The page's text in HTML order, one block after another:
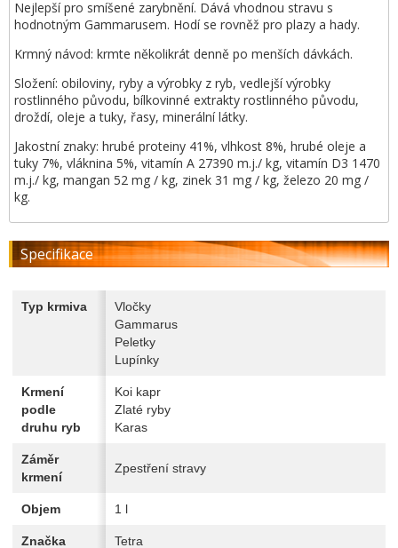
Nejlepší pro smíšené zarybnění. Dává vhodnou stravu s
hodnotným Gammarusem. Hodí se rovněž pro plazy a hady.
Krmný návod: krmte několikrát denně po menších dávkách.
Složení: obiloviny, ryby a výrobky z ryb, vedlejší výrobky
rostlinného původu, bílkovinné extrakty rostlinného původu,
droždí, oleje a tuky, řasy, minerální látky.
Jakostní znaky: hrubé proteiny 41%, vlhkost 8%, hrubé oleje a
tuky 7%, vláknina 5%, vitamín A 27390 m.j./ kg, vitamín D3 1470
m.j./ kg, mangan 52 mg / kg, zinek 31 mg / kg, železo 20 mg /
kg.
Specifikace
Typ krmiva
Vločky
Gammarus
Peletky
Lupínky
Krmení
podle
druhu ryb
Koi kapr
Zlaté ryby
Karas
Záměr
krmení
Zpestření stravy
Objem 1 l
Značka Tetra